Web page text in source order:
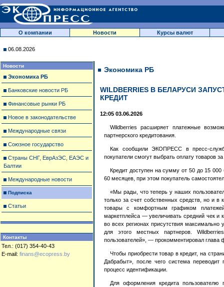
О компании Новости Курсы валют
06.08.2026
Новости
Экономика РБ
Банковские новости РБ
Финансовые рынки РБ
Новое в законодательстве
Международные связи
Союзное государство
Страны СНГ, ЕврАзЭС, ЕАЭС и
Балтии
Международные новости
Подписка
Статьи
Контакты
Тел.: (017) 354-40-43
E-mail: finans@ecopress.by
Экономика РБ
WILDBERRIES В БЕЛАРУСИ
КРЕДИТ
12:05 03.06.2026
Wildberries расширяет платежные
партнерского кредитования.
Как сообщили ЭКОПРЕСС в пресс-
покупатели смогут выбрать оплату товаров
Кредит доступен на сумму от 50 до 15 000
60 месяцев, при этом покупатель
«Мы рады, что теперь у наших
только за счет собственных средств, но и в
товары с комфортным графиком
маркетплейса — увеличивать средний чек
во всех регионах присутствия
для этого местных партнеров.
пользователей», — прокомментировал глава
Чтобы приобрести товар в кредит, на
Дабрабыт», после чего система
процесс идентификации.
Для оформления кредита пользователю